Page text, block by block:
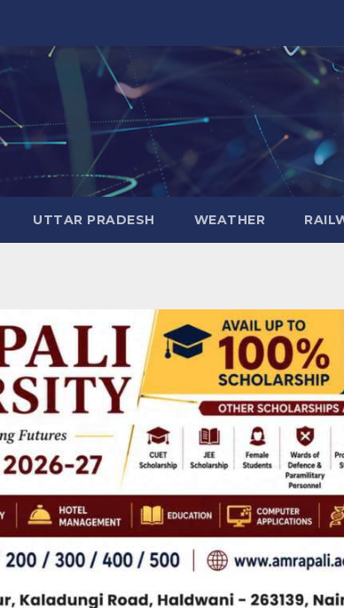
UTTAR PRADESH WEATHER